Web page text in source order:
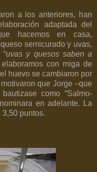
a los anteriores, han
adaptada del
hacemos en casa,
semicurado y uvas,
“uvas y quesos saben a
con miga de
huevo se cambiaron por
que Jorge –que
como “Salmo-
en adelante. La
puntos.